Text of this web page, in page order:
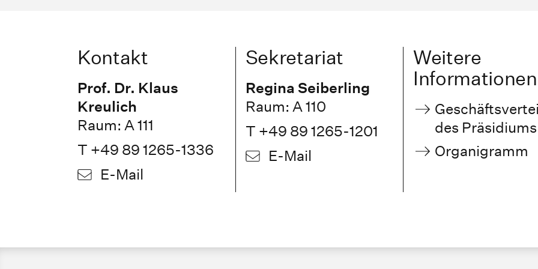
Kontakt
Prof. Dr. Klaus
Kreulich
Raum: A 111
T +49 89 1265-1336
E-Mail
Sekretariat
Regina Seiberling
Raum: A 110
T +49 89 1265-1201
E-Mail
Weitere
Informationen
des Präsidiums
Organigramm